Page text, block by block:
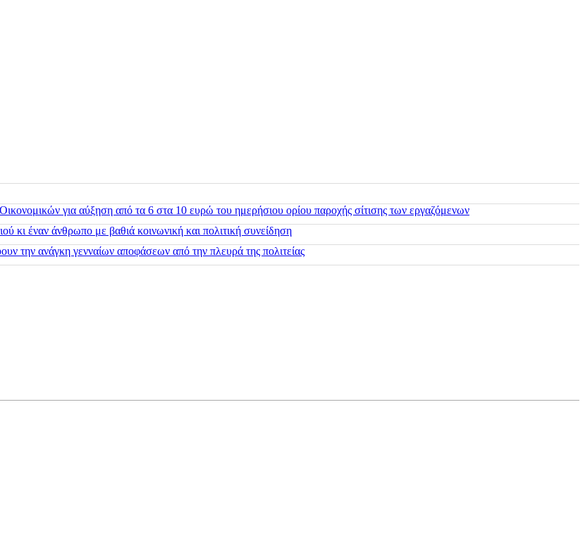
για αύξηση από τα 6 στα 10 ευρώ του ημερήσιου ορίου παροχής σίτισης των εργαζόμενων
κι έναν άνθρωπο με βαθιά κοινωνική και πολιτική συνείδηση
την ανάγκη γενναίων αποφάσεων από την πλευρά της πολιτείας